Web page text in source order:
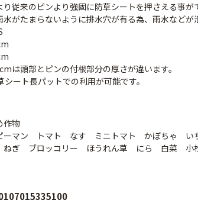
り従来のピンより強固に防草シートを押さえる事が
水がたまらないように排水穴が有る為、雨水などが
は頭部とピンの付根部分の厚さが違います。
ート長パットでの利用が可能です。
作物
ーマン トマト なす ミニトマト かぼちゃ
ぎ ブロッコリー ほうれん草 にら 白菜 小